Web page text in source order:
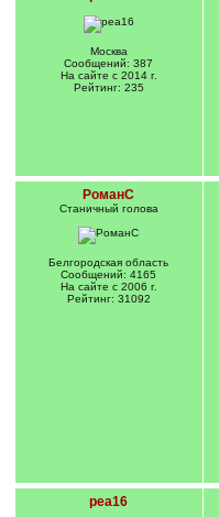
Москва
Сообщений: 387
На сайте с 2014 г.
Рейтинг: 235
РоманС
Станичный голова
Белгородская область
Сообщений: 4165
На сайте с 2006 г.
Рейтинг: 31092
pea16